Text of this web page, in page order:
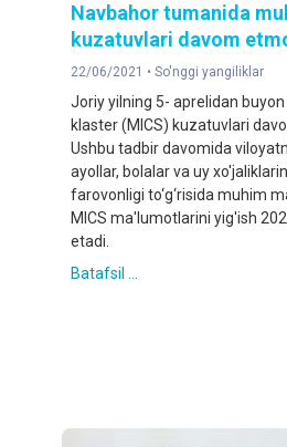
Navbahor tumanida
kuzatuvlari davom
22/06/2021 • So'nggi yangiliklar
Joriy yilning 5- aprelidan
klaster (MICS) kuzatuvlari
Ushbu tadbir davomida
ayollar, bolalar va uy
farovonligi to‘g‘risida muhim
MICS ma'lumotlarini yig'ish
etadi.
Batafsil ...